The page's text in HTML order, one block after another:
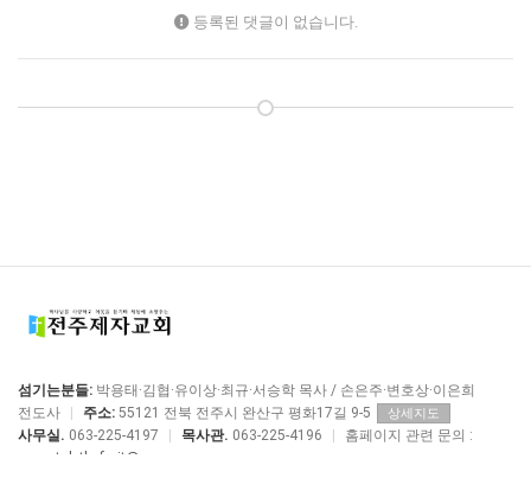
등록된 댓글이 없습니다.
섬기는분들: 박용태·김협·유이상·최규·서승학 목사 / 손은주·변호상·이은희
전도사
주소: 55121 전북 전주시 완산구 평화17길 9-5 상세지도
사무실. 063-225-4197 목사관. 063-225-4196
홈페이지 관련 문의 :
manstolethefruit@me.com